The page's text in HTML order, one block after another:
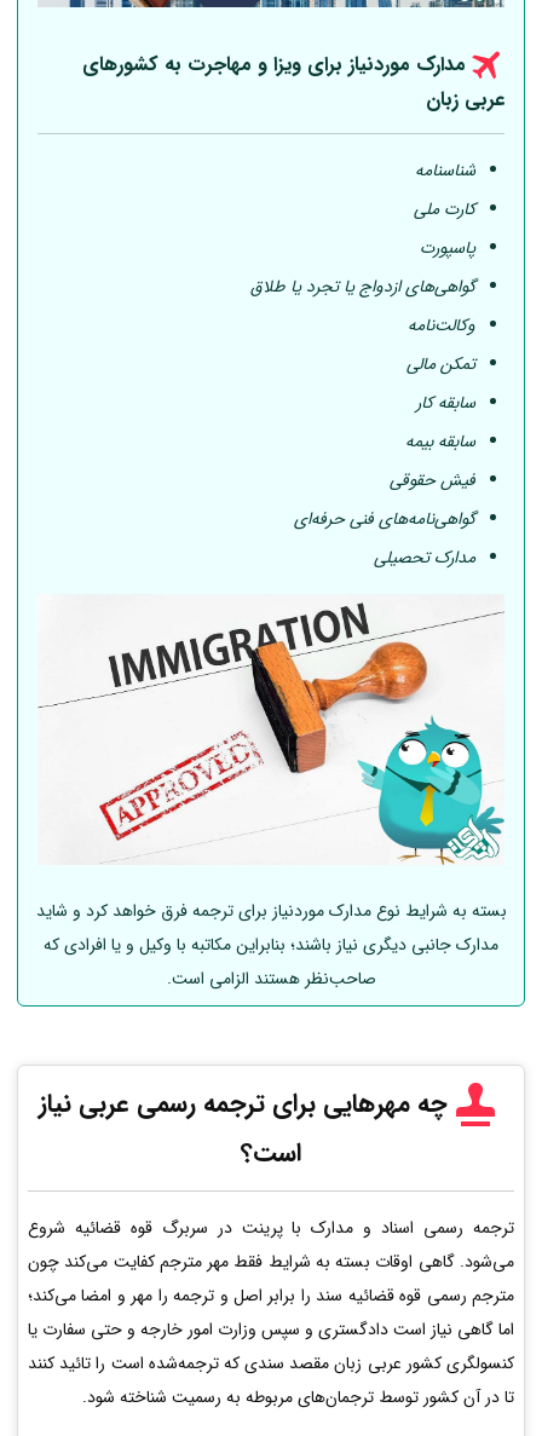
مدارک موردنیاز برای ویزا و مهاجرت به کشورهای
عربی زبان
شناسنامه
کارت ملی
پاسپورت
گواهی‌های ازدواج یا تجرد یا طلاق
وکالت‌نامه
تمکن مالی
سابقه کار
سابقه بیمه
فیش حقوقی
گواهی‌نامه‌های فنی حرفه‌ای
مدارک تحصیلی
بسته به شرایط نوع مدارک موردنیاز برای ترجمه فرق خواهد کرد و شاید
مدارک جانبی دیگری نیاز باشند؛ بنابراین مکاتبه با وکیل و یا افرادی که
صاحب‌نظر هستند الزامی است.
چه مهرهایی برای ترجمه رسمی عربی نیاز
است؟
ترجمه رسمی اسناد و مدارک با پرینت در سربرگ قوه قضائیه شروع
می‌شود. گاهی اوقات بسته به شرایط فقط مهر مترجم کفایت می‌کند چون
مترجم رسمی قوه قضائیه سند را برابر اصل و ترجمه را مهر و امضا می‌کند؛
اما گاهی نیاز است دادگستری و سپس وزارت امور خارجه و حتی سفارت یا
کنسولگری کشور عربی زبان مقصد سندی که ترجمه‌شده است را تائید کنند
تا در آن کشور توسط ترجمان‌های مربوطه به رسمیت شناخته شود.